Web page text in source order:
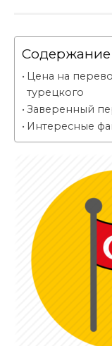
Содержание
Цена на
турецкого
Заверенный
Интересные